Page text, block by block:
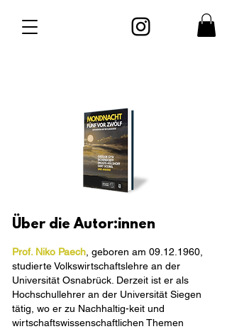
Über die Autor:innen
Prof. Niko Paech , geboren am 09.12.1960
studierte Volkswirtschaftslehre an der
Universität Osnabrück. Derzeit ist er als
Hochschullehrer an der Universität Siegen
tätig, wo er zu Nachhaltig-keit und
wirtschaftswissenschaftlichen Themen